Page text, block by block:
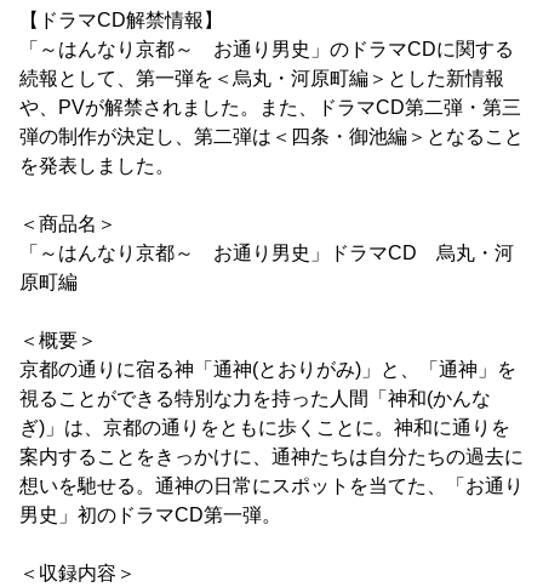
【ドラマCD解禁情報】
「～はんなり京都～ お通り男史」のドラマCDに関する
続報として、第一弾を＜烏丸・河原町編＞とした新情報
や、PVが解禁されました。また、ドラマCD第二弾・第三
弾の制作が決定し、第二弾は＜四条・御池編＞となること
を発表しました。
＜商品名＞
「～はんなり京都～ お通り男史」ドラマCD 烏丸・河
原町編
＜概要＞
京都の通りに宿る神「通神(とおりがみ)」と、「通神」を
視ることができる特別な力を持った人間「神和(かんな
ぎ)」は、京都の通りをともに歩くことに。神和に通りを
案内することをきっかけに、通神たちは自分たちの過去に
想いを馳せる。通神の日常にスポットを当てた、「お通り
男史」初のドラマCD第一弾。
＜収録内容＞